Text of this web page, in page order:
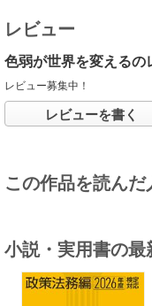
レビュー
色弱が世界を変えるの
レビュー募集中！
レビューを書く
この作品を読ん
小説・実用書の最